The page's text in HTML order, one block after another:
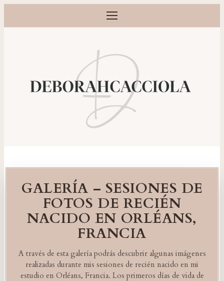
Abrir menú
Fotógrafa de embarazo, recién nacido, bebé y familia en
GALERÍA – SESIONES DE
FOTOS DE RECIÉN
NACIDO EN ORLÉANS,
FRANCIA
A través de esta galería podrás descubrir algunas imágenes
realizadas durante mis sesiones de recién nacido en mi
estudio en Orléans, Francia. Los primeros días de vida de